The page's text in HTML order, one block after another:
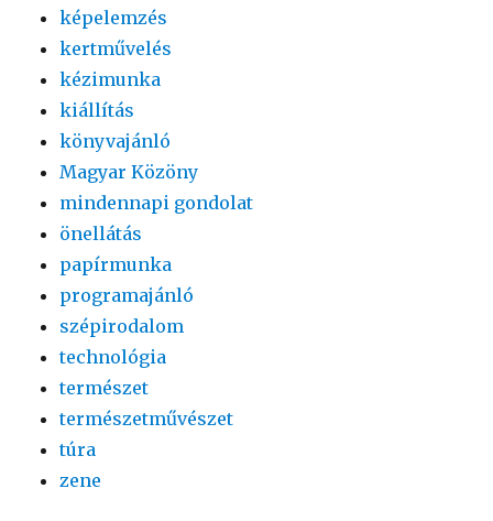
képelemzés
kertművelés
kézimunka
kiállítás
könyvajánló
Magyar Közöny
mindennapi gondolat
önellátás
papírmunka
programajánló
szépirodalom
technológia
természet
természetművészet
túra
zene